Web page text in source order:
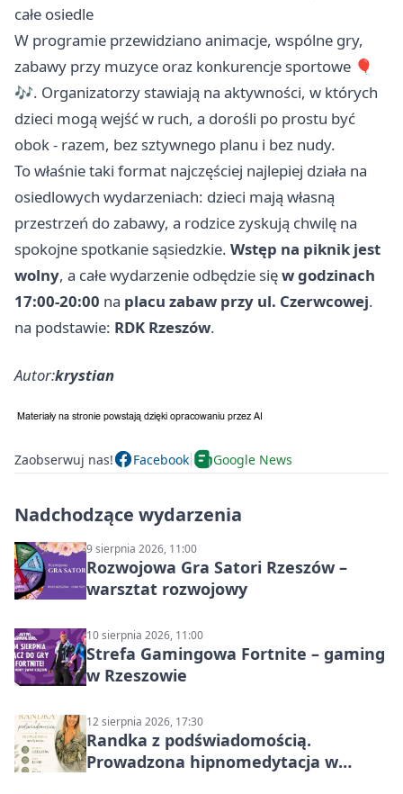
całe osiedle
W programie przewidziano animacje, wspólne gry,
zabawy przy muzyce oraz konkurencje sportowe 🎈
🎶. Organizatorzy stawiają na aktywności, w których
dzieci mogą wejść w ruch, a dorośli po prostu być
obok - razem, bez sztywnego planu i bez nudy.
To właśnie taki format najczęściej najlepiej działa na
osiedlowych wydarzeniach: dzieci mają własną
przestrzeń do zabawy, a rodzice zyskują chwilę na
spokojne spotkanie sąsiedzkie. Wstęp na piknik jest
wolny, a całe wydarzenie odbędzie sięw godzinach
17:00-20:00 na placu zabaw przy ul. Czerwcowej.
na podstawie: RDK Rzeszów.
Autor:krystian
Zaobserwuj nas! Facebook Google News
Nadchodzące wydarzenia
9 sierpnia 2026, 11:00
Rozwojowa Gra Satori Rzeszów –
warsztat rozwojowy
10 sierpnia 2026, 11:00
Strefa Gamingowa Fortnite – gaming
w Rzeszowie
12 sierpnia 2026, 17:30
Randka z podświadomością.
Prowadzona hipnomedytacja w